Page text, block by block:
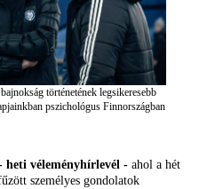
történetének legsikeresebb
pszichológus Finnországban
heti véleményhírlevél - ahol a hét
személyes gondolatok